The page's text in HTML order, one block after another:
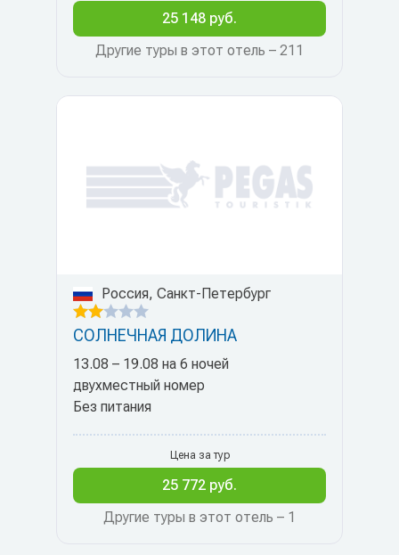
Другие туры в этот отель – 211
25 148 руб.
Россия, Санкт-Петербург
СОЛНЕЧНАЯ ДОЛИНА
13.08 – 19.08 на 6 ночей
двухместный номер
Без питания
Другие туры в этот отель – 1
Цена за тур
25 772 руб.